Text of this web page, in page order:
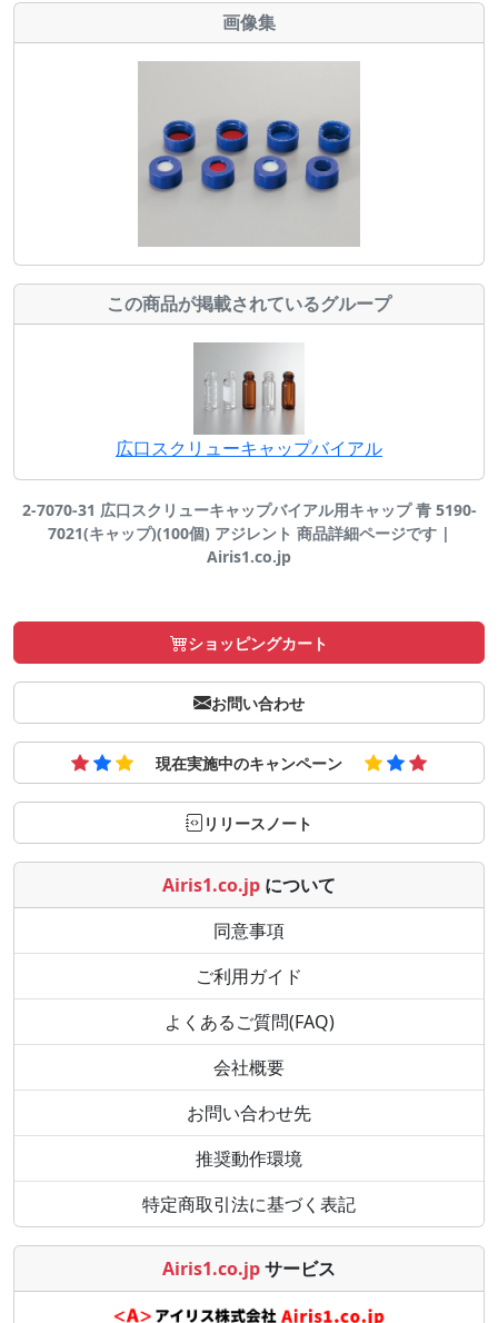
画像集
この商品が掲載されているグループ
広口スクリューキャップバイアル
2-7070-31 広口スクリューキャップバイアル用キャップ 青 5190-
7021(キャップ)(100個) アジレント 商品詳細ページです |
Airis1.co.jp
ショッピングカート
お問い合わせ
現在実施中のキャンペーン
リリースノート
Airis1.co.jp について
同意事項
ご利用ガイド
よくあるご質問(FAQ)
会社概要
お問い合わせ先
推奨動作環境
特定商取引法に基づく表記
Airis1.co.jpサービス